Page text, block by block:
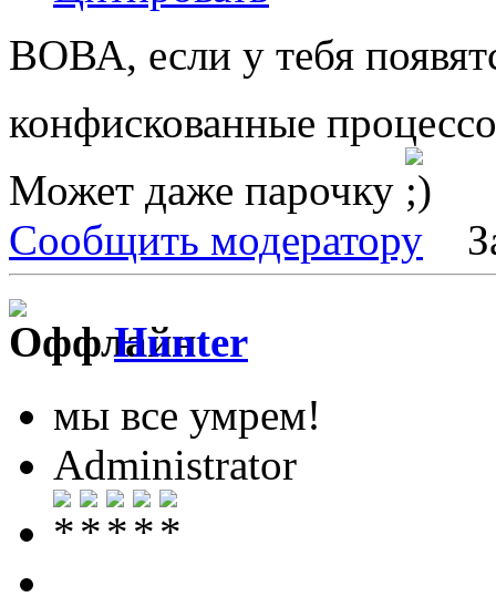
ВОВА, если у тебя
конфискованные
Может даже парочку
Сообщить модератору
Hunter
мы все умрем!
Administrator